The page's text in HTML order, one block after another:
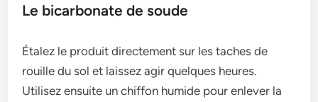
Le bicarbonate de soude
Étalez le produit directement sur les taches de
rouille du sol et laissez agir quelques heures.
Utilisez ensuite un chiffon humide pour enlever la